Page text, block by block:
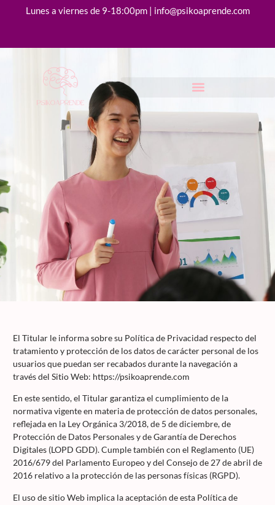
Lunes a viernes de 9-18:00pm | info@psikoaprende.com
El Titular le informa sobre su Política de Privacidad respecto del
tratamiento y protección de los datos de carácter personal de los
usuarios que puedan ser recabados durante la navegación a
través del Sitio Web: https://psikoaprende.com
En este sentido, el Titular garantiza el cumplimiento de la
normativa vigente en materia de protección de datos personales,
reflejada en la Ley Orgánica 3/2018, de 5 de diciembre, de
Protección de Datos Personales y de Garantía de Derechos
Digitales (LOPD GDD). Cumple también con el Reglamento (UE)
2016/679 del Parlamento Europeo y del Consejo de 27 de abril de
2016 relativo a la protección de las personas físicas (RGPD).
El uso de sitio Web implica la aceptación de esta Política de